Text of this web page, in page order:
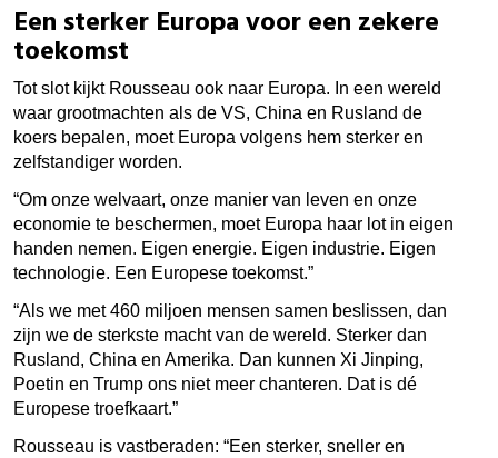
Een sterker Europa voor een zekere
toekomst
Tot slot kijkt Rousseau ook naar Europa. In een wereld
waar grootmachten als de VS, China en Rusland de
koers bepalen, moet Europa volgens hem sterker en
zelfstandiger worden.
“Om onze welvaart, onze manier van leven en onze
economie te beschermen, moet Europa haar lot in eigen
handen nemen. Eigen energie. Eigen industrie. Eigen
technologie. Een Europese toekomst.”
“Als we met 460 miljoen mensen samen beslissen, dan
zijn we de sterkste macht van de wereld. Sterker dan
Rusland, China en Amerika. Dan kunnen Xi Jinping,
Poetin en Trump ons niet meer chanteren. Dat is dé
Europese troefkaart.”
Rousseau is vastberaden: “Een sterker, sneller en